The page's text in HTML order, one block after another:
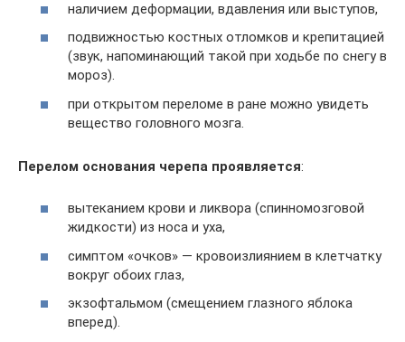
наличием деформации, вдавления или выступов,
подвижностью костных отломков и крепитацией
(звук, напоминающий такой при ходьбе по снегу в
мороз).
при открытом переломе в ране можно увидеть
вещество головного мозга.
Перелом основания черепа проявляется:
вытеканием крови и ликвора (спинномозговой
жидкости) из носа и уха,
симптом «очков» — кровоизлиянием в клетчатку
вокруг обоих глаз,
экзофтальмом (смещением глазного яблока
вперед).